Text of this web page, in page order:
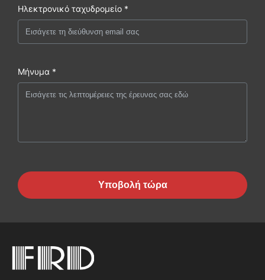
Ηλεκτρονικό ταχυδρομείο *
Μήνυμα *
Υποβολή τώρα